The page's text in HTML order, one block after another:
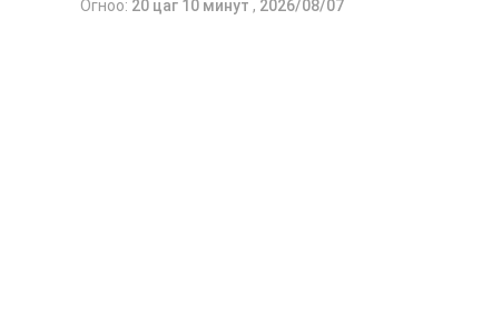
2026 оны 9 дүгээр сарын 13-наас
Огноо: 20 цаг 10 минут , 2026/08/07